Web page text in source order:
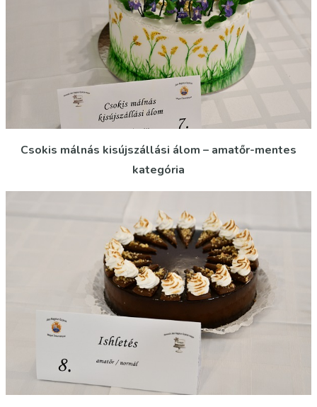
Csokis málnás kisújszállási álom – amatőr-mentes
kategória